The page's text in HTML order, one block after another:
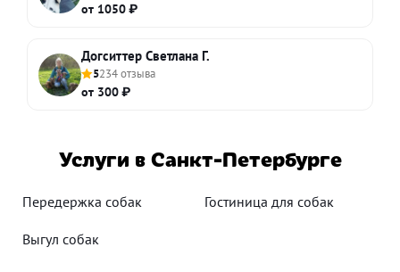
от 1050 ₽
Догситтер Светлана Г.
5234 отзыва
от 300 ₽
Услуги в Санкт-Петербурге
Передержка собак Гостиница для собак
Выгул собак